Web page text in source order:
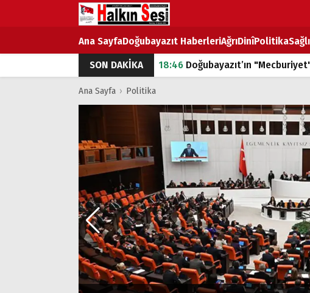
Ana SayfaDoğubayazıt HaberleriAğrıDinîPolitika
SON DAKİKA
18:46 Doğubayazıt’ın
07:16Doğubayazıt'ta çocukların
07:00DEVLET ve HÜKÜMET
18:29ÇARŞI CADDESİ YAZ BOZ
Ana Sayfa › Politika